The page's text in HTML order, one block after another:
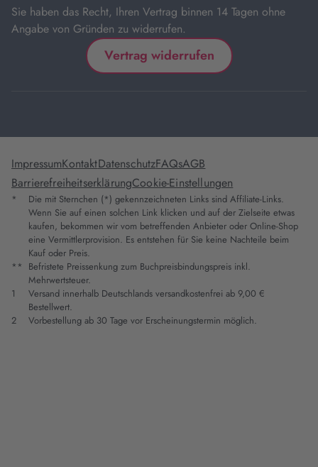
Sie haben das Recht, Ihren Vertrag binnen 14 Tagen ohne
Angabe von Gründen zu widerrufen.
Vertrag widerrufen
ImpressumKontaktDatenschutzFAQsAGB
BarrierefreiheitserklärungCookie-Einstellungen
*
Die mit Sternchen (*) gekennzeichneten Links sind Affiliate-Links.
Wenn Sie auf einen solchen Link klicken und auf der Zielseite etwas
kaufen, bekommen wir vom betreffenden Anbieter oder Online-Shop
eine Vermittlerprovision. Es entstehen für Sie keine Nachteile beim
Kauf oder Preis.
** Befristete Preissenkung zum Buchpreisbindungspreis inkl.
Mehrwertsteuer.
1
Versand innerhalb Deutschlands versandkostenfrei ab 9,00 €
Bestellwert.
2
Vorbestellung ab 30 Tage vor Erscheinungstermin möglich.